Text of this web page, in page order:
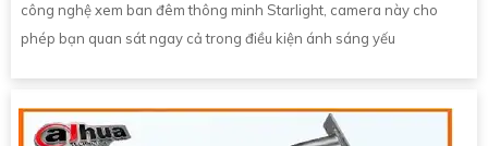
công nghệ xem ban đêm thông minh Starlight, camera này cho
phép bạn quan sát ngay cả trong điều kiện ánh sáng yếu